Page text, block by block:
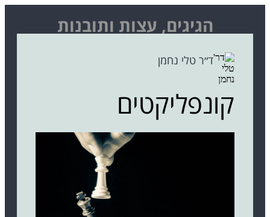
הגיגים, עצות ותובנות
ד״ר טלי נחמן
קונפליקטים